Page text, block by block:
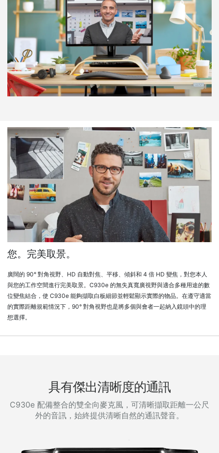
您。完美取景。
廣闊的 90° 對角視野、HD 自動對焦、平移、傾斜和 4 倍 HD 變焦，對您本人
與您的工作空間進行完美取景。C930e 的無失真寬廣視野與適合多種用途的數
位變焦結合，使 C930e 能夠擷取白板細節並輕鬆顯示實際的物品。在遵守適當
的實際距離規範情況下，90° 對角視野也是將多個與會者一起納入鏡頭中的理
想選擇。
具有傑出清晰度的通訊
C930e 配備整合的雙全向麥克風，可清晰擷取距離一公尺
外的音訊，始終提供清晰自然的通訊聲音。